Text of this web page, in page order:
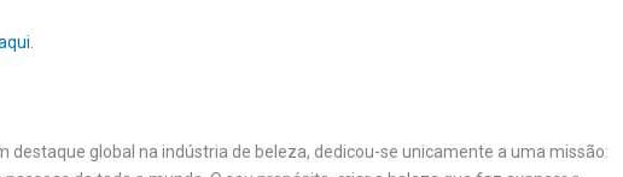
.
destaque global na indústria de beleza, dedicou-se unicamente a uma missão: